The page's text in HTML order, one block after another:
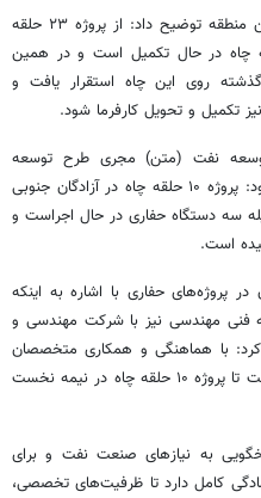
لایجی درباره پروژه‌های در حال اجرا در این منطقه توضیح داد: از پروژه ۲۳ حلقه
چاه در حال تکمیل است و در همین
۳۷ فتح از روز گذشته روی این چاه استقرار یافت و
تکمیل و تحویل کارفرما شود.
نفت (متن) مجری طرح توسعه
میدان‌های نفتی در غرب کارون است، افزود: پروژه ۱۰ حلقه چاه در آزادگان جنوبی
سه دستگاه حفاری در حال اجراست و
پروژه‌های حفاری با اشاره به اینکه
فنی مهندسی نیز با شرکت مهندسی و
با هماهنگی و همکاری متخصصان
شرکت متن و این شرکت تلاش بر این است تا پروژه ۱۰ حلقه چاه در نیمه نخست
به نیازهای صنعت نفت و برای
کامل دارد تا ظرفیت‌های تخصصی،